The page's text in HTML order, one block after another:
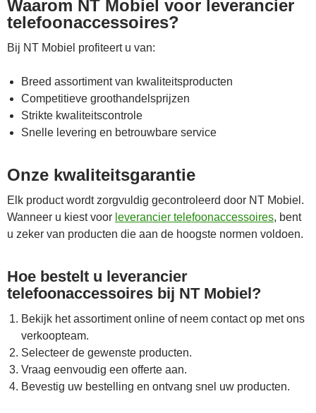
Waarom NT Mobiel voor leverancier
telefoonaccessoires?
Bij NT Mobiel profiteert u van:
Breed assortiment van kwaliteitsproducten
Competitieve groothandelsprijzen
Strikte kwaliteitscontrole
Snelle levering en betrouwbare service
Onze kwaliteitsgarantie
Elk product wordt zorgvuldig gecontroleerd door NT Mobiel.
Wanneer u kiest voor leverancier telefoonaccessoires, bent
u zeker van producten die aan de hoogste normen voldoen.
Hoe bestelt u leverancier
telefoonaccessoires bij NT Mobiel?
Bekijk het assortiment online of neem contact op met ons
verkoopteam.
Selecteer de gewenste producten.
Vraag eenvoudig een offerte aan.
Bevestig uw bestelling en ontvang snel uw producten.